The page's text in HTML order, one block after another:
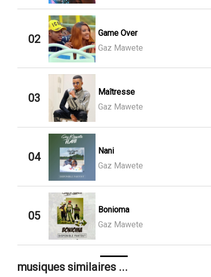
02
Game Over
Gaz Mawete
03
Maîtresse
Gaz Mawete
04
Nani
Gaz Mawete
05
Bonioma
Gaz Mawete
musiques similaires ...